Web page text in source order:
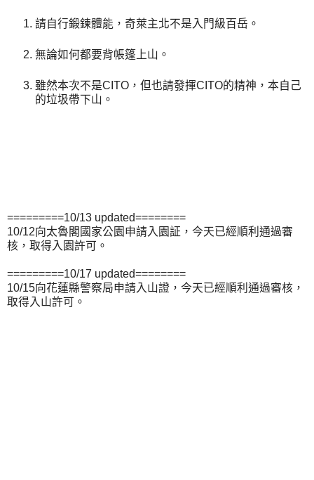
請自行鍛鍊體能，奇萊主北不是入門級百岳。
無論如何都要背帳篷上山。
雖然本次不是CITO，但也請發揮CITO的精神，本自己
的垃圾帶下山。
=========10/13 updated========
10/12向太魯閣國家公園申請入園証，今天已經順利通過審
核，取得入園許可。
=========10/17 updated========
10/15向花蓮縣警察局申請入山證，今天已經順利通過審核，
取得入山許可。